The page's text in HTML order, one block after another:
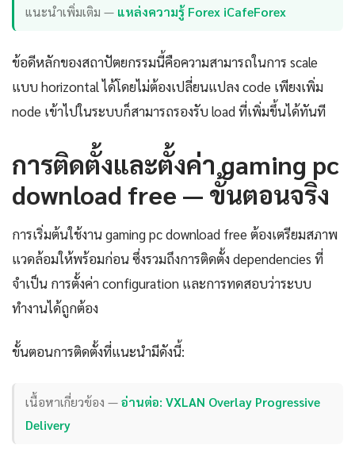
แนะนำเพิ่มเติม — แหล่งความรู้ Forex iCafeForex
ข้อดีหลักของสถาปัตยกรรมนี้คือความสามารถในการ scale
แบบ horizontal ได้โดยไม่ต้องเปลี่ยนแปลง code เพียงเพิ่ม
node เข้าไปในระบบก็สามารถรองรับ load ที่เพิ่มขึ้นได้ทันที
การติดตั้งและตั้งค่า gaming pc
download free — ขั้นตอนจริง
การเริ่มต้นใช้งาน gaming pc download free ต้องเตรียมสภาพ
แวดล้อมให้พร้อมก่อน ซึ่งรวมถึงการติดตั้ง dependencies ที่
จำเป็น การตั้งค่า configuration และการทดสอบว่าระบบ
ทำงานได้ถูกต้อง
ขั้นตอนการติดตั้งที่แนะนำมีดังนี้:
เนื้อหาเกี่ยวข้อง —อ่านต่อ: VXLAN Overlay Progressive
Delivery